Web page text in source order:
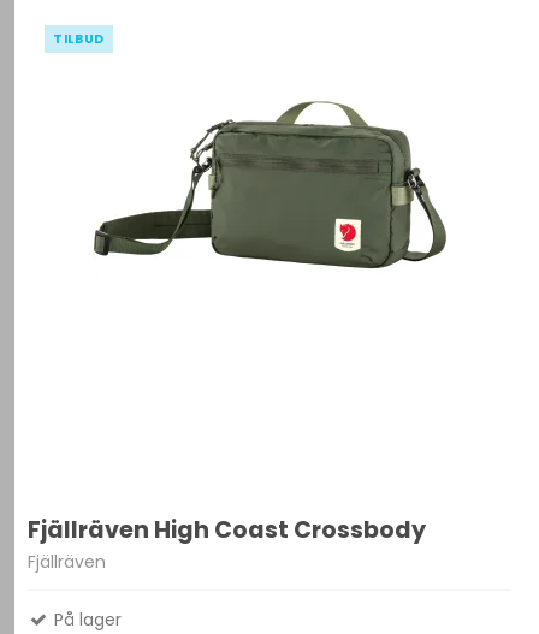
TILBUD
Fjällräven High Coast Crossbody
Fjällräven
På lager